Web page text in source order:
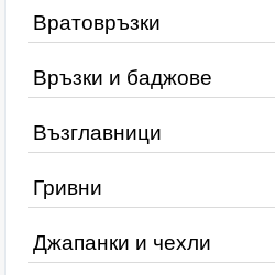
Вратовръзки
Връзки и баджове
Възглавници
Гривни
Джапанки и чехли